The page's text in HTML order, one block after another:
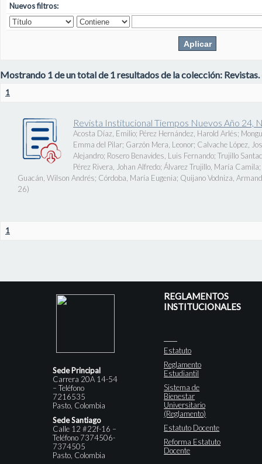
Nuevos filtros:
Mostrando 1 de un total de 1 resultados de la colección: Revistas.
1
Revista Institucional Tiempos Nuevos Año 24,
Acosta Díaz, Emilio; Pérez Hernández, Harold Arlés;
Emma del Pilar; Garzón Mera, Leonor; Calvache López,
Alejandro; Rosero Benavides, Luis Fernando; Trujillo
Pérez Rivera, Johan Alfredo; Álvarez Trujillo, María Camila;
Guacán, Wilson Andrés; Córdoba, María Eugenia; Quijano Vodniza,
26)
1
Sede Principal
Carrera 20A 14-54
– Teléfono
7216535
Pasto, Colombia
Sede Santiago
Calle 12 #22f-16 –
Teléfono 7374506-
7374505
Pasto, Colombia
REGLAMENTOS
INSTITUCIONALES
Estatuto
Reglamento
Estudiantil
Sistema de
Bienestar
Universitario
(Reglamento)
Estatuto Docente
Reforma Estatuto
Docente